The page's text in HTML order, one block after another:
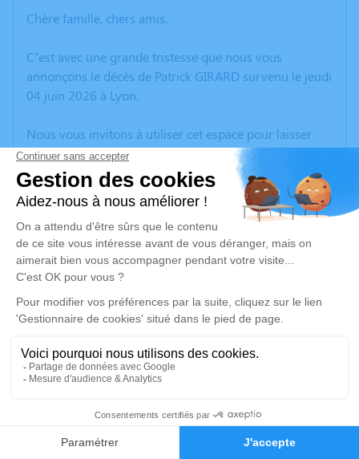
Faire-part Hommages
Chère famille, chers amis,
C’est avec une grande tristesse que nous vous
annonçons le décès de Patrick GIRARD survenu le jeudi
04 juin 2026 à Lyon.
Nous vous invitons à utiliser cet espace pour laisser
vos condoléances, partager des photos souvenirs, une
anecdote ou exprimer vos pensées à travers des
poèmes ou des textes. Cet endroit est un lieu
d'expression dédié à honorer la mémoire de Patrick
GIRARD.
Un service de plantation d’arbre hommage est
disponible ici.
Je rends hommage
Cérémonie
Eglise Saint Laurent rue de l'Eglise
69720 Saint Laurent de Mure